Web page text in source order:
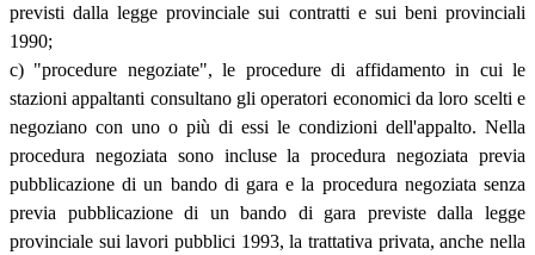
previsti dalla legge provinciale sui contratti e sui beni provinciali
1990;
c) "procedure negoziate", le procedure di affidamento in cui le
stazioni appaltanti consultano gli operatori economici da loro scelti e
negoziano con uno o più di essi le condizioni dell'appalto. Nella
procedura negoziata sono incluse la procedura negoziata previa
pubblicazione di un bando di gara e la procedura negoziata senza
previa pubblicazione di un bando di gara previste dalla legge
provinciale sui lavori pubblici 1993, la trattativa privata, anche nella